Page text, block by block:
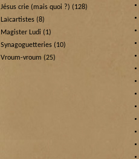
Jésus crie (mais quoi ?) (128)
Laïcartistes (8)
Magister Ludi (1)
Synagoguetteries (10)
Vroum-vroum (25)